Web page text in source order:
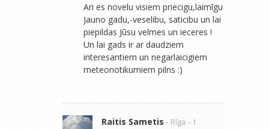
Ari es novelu visiem priecigu,laimīgu
Jauno gadu,-veselibu, saticibu un lai
piepildas Jūsu velmes un ieceres !
Un lai gads ir ar daudziem
interesantiem un negarlaicigiem
meteonotikumiem pilns :)
Raitis Sametis - Rīga - 1